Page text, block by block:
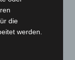
sucht
die
werden.